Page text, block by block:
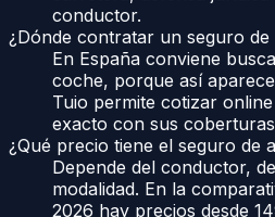
conductor.
¿Dónde contratar un seguro de
En España conviene
coche, porque así
Tuio permite cotizar
exacto con sus
¿Qué precio tiene el seguro de
Depende del conductor,
modalidad. En la
2026 hay precios desde